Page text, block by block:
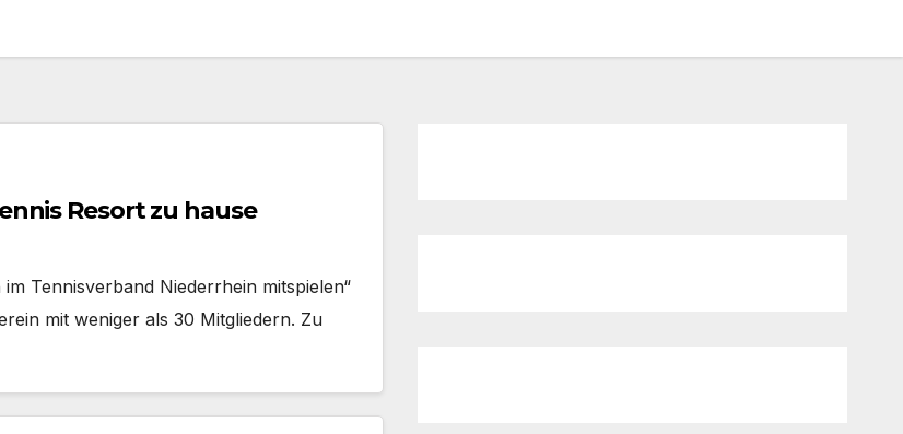
Resort zu hause
Tennisverband Niederrhein mitspielen“
mit weniger als 30 Mitgliedern. Zu